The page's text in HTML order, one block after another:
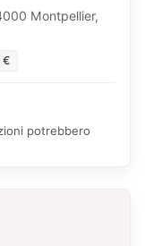
Montpellier,
€
potrebbero